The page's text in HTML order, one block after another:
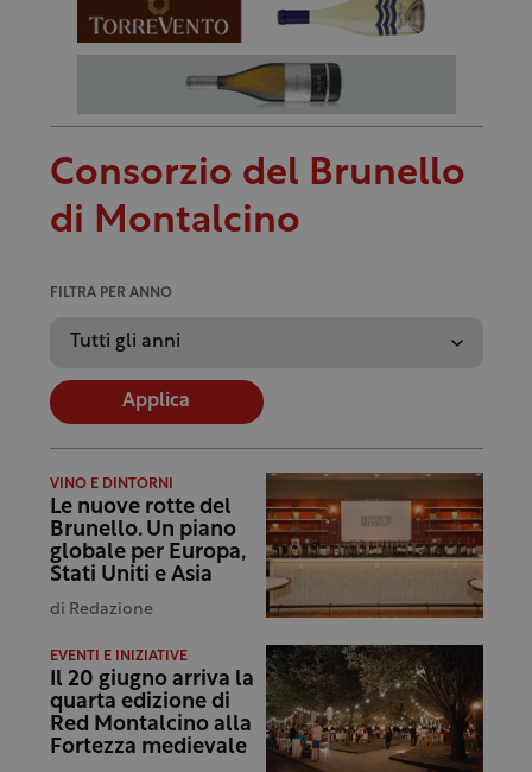
Consorzio del Brunello
di Montalcino
FILTRA PER ANNO
Applica
VINO E DINTORNI
Le nuove rotte del
Brunello. Un piano
globale per Europa,
Stati Uniti e Asia
di Redazione
EVENTI E INIZIATIVE
Il 20 giugno arriva la
quarta edizione di
Red Montalcino alla
Fortezza medievale